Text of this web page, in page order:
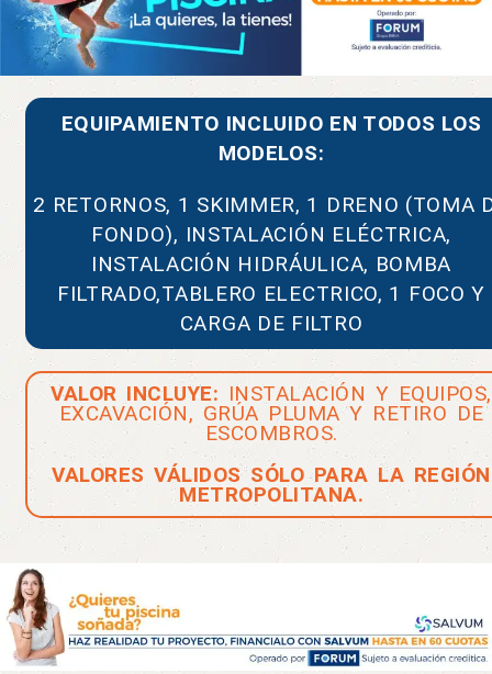
EQUIPAMIENTO INCLUIDO EN TODOS LOS
MODELOS:
2 RETORNOS, 1 SKIMMER, 1 DRENO (TOMA
FONDO), INSTALACIÓN ELÉCTRICA,
INSTALACIÓN HIDRÁULICA, BOMBA
FILTRADO,TABLERO ELECTRICO, 1 FOCO Y
CARGA DE FILTRO
VALOR INCLUYE: INSTALACIÓN Y EQUIPOS,
EXCAVACIÓN, GRÚA PLUMA Y RETIRO DE
ESCOMBROS.
VALORES VÁLIDOS SÓLO PARA LA REGIÓN
METROPOLITANA.